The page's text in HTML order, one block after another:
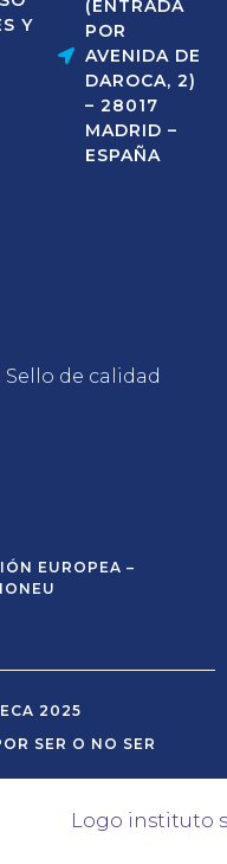
Y
(ENTRADA
POR
AVENIDA DE
DAROCA, 2)
– 28017
MADRID –
ESPAÑA
Sello de calidad
EUROPEA –
2025
SER O NO SER